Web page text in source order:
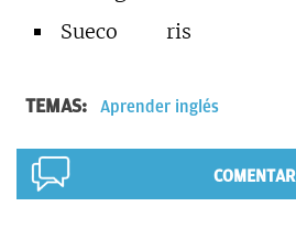
Sueco ris
TEMAS: Aprender inglés
COMENTAR